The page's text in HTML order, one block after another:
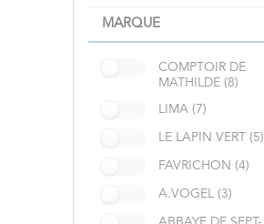
MARQUE
COMPTOIR DE
MATHILDE (8)
LIMA (7)
LE LAPIN VERT (5)
FAVRICHON (4)
A.VOGEL (3)